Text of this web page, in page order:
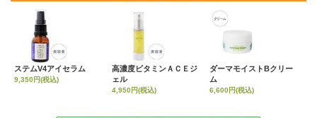
ステムV4アイセラム
9,350円(税込)
高濃度ビタミンＡＣＥジ
ェル
4,950円(税込)
ダーマモイストBクリー
ム
6,600円(税込)